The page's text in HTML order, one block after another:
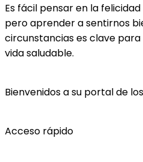
Es fácil pensar en la
pero aprender a sentirnos
circunstancias es clave
vida saludable.
Bienvenidos a su portal de
Acceso rápido